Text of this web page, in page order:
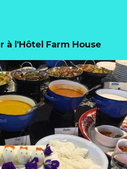
à l'Hôtel Farm House